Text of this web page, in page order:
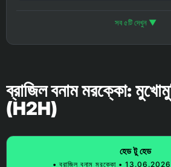
সব ৫টি দেখুন ▼
ব্রাজিল বনাম মরক্কো:
(H2H)
হেড টু হেড
• ব্রাজিল বনাম মরক্কো • 13.06.2026